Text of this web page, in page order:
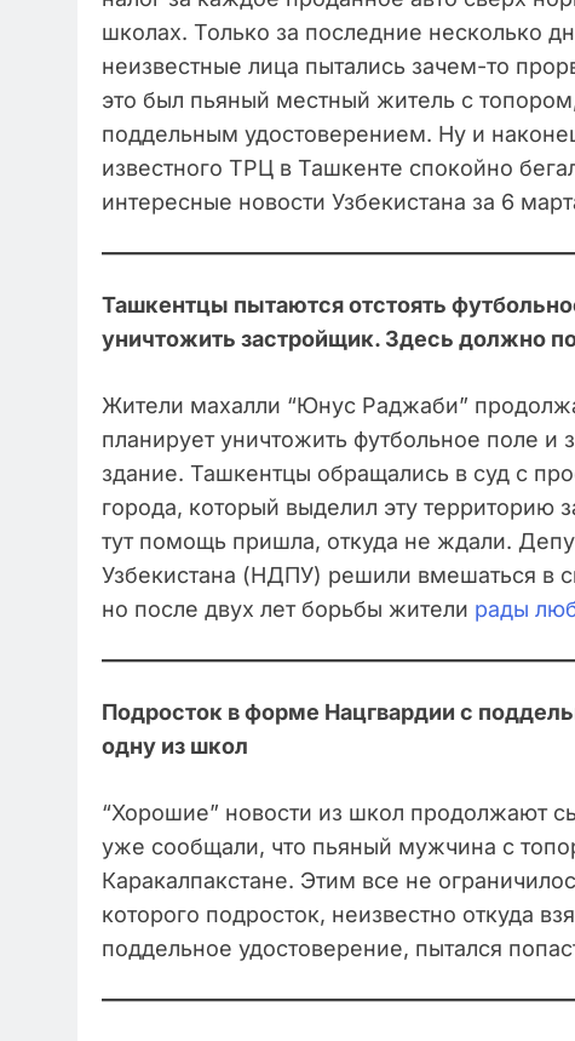
школах. Только за последние несколько
неизвестные лица пытались зачем-то
это был пьяный местный житель с
поддельным удостоверением. Ну и
известного ТРЦ в Ташкенте спокойно
интересные новости Узбекистана за 6
Ташкентцы пытаются отстоять
уничтожить застройщик. Здесь должно
Жители махалли “Юнус Раджаби”
планирует уничтожить футбольное поле и
здание. Ташкентцы обращались в суд с
города, который выделил эту территорию
тут помощь пришла, откуда не ждали.
Узбекистана (НДПУ) решили вмешаться в
но после двух лет борьбы жители рады
Подросток в форме Нацгвардии с
одну из школ
“Хорошие” новости из школ продолжают
уже сообщали, что пьяный мужчина с
Каракалпакстане. Этим все не
которого подросток, неизвестно откуда
поддельное удостоверение, пытался